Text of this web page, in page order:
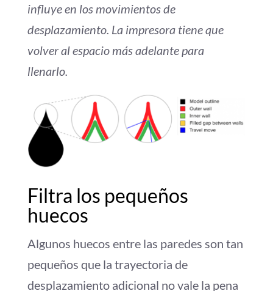
influye en los movimientos de
desplazamiento. La impresora tiene que
volver al espacio más adelante para
llenarlo.
Filtra los pequeños
huecos
Algunos huecos entre las paredes son tan
pequeños que la trayectoria de
desplazamiento adicional no vale la pena